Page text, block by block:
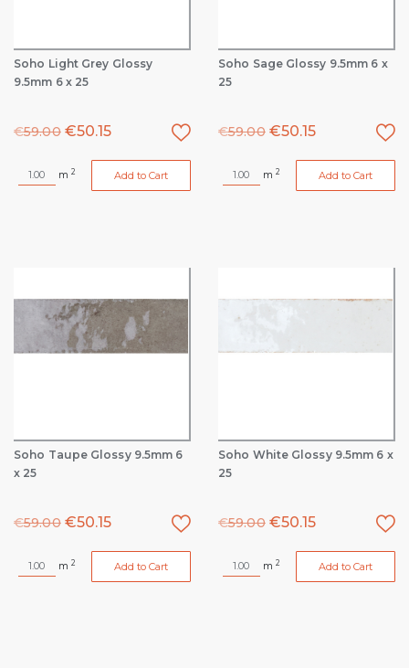
Soho Light Grey Glossy
9.5mm 6 x 25
€59.00 €50.15
m 2 Add to Cart
Soho Sage Glossy 9.5mm 6 x
25
€59.00 €50.15
m 2 Add to Cart
Soho Taupe Glossy 9.5mm 6
x 25
€59.00 €50.15
m 2 Add to Cart
Soho White Glossy 9.5mm 6 x
25
€59.00 €50.15
m 2 Add to Cart